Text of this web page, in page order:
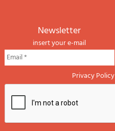
newsletter
insert your e-mail
Privacy Policy